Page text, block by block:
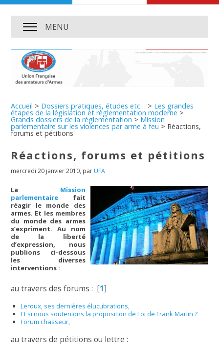
MENU
Accueil > Dossiers pratiques, études etc… > Les grandes
étapes de la législation et règlementation moderne >
Grands dossiers de la règlementation > Mission
parlementaire sur les violences par arme à feu > Réactions,
forums et pétitions
Réactions, forums et pétitions
mercredi 20 janvier 2010, par UFA
La Mission
parlementaire fait
réagir le monde des
armes. Et les membres
du monde des armes
s’expriment. Au nom
de la liberté
d’expression, nous
publions ci-dessous
les diverses
interventions :
au travers des forums : [1]
Leroux, ses dernières élucubrations,
Et si nous soutenions la proposition de Loi de Frank Marlin ?
Forum chasseur,
au travers de pétitions ou lettre :